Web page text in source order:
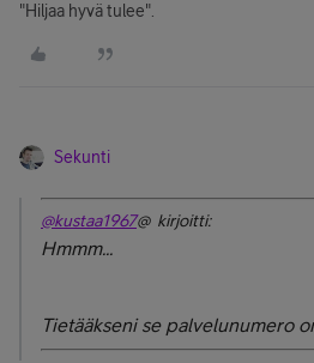
"Hiljaa hyvä tulee".
Sekunti
@kustaa1967@ kirjoitti:
Hmmm...
Tietääkseni se palvelunumero